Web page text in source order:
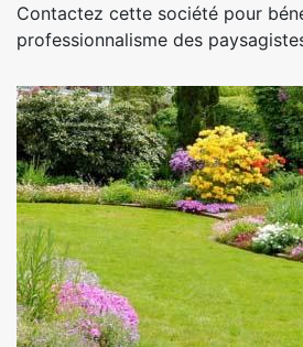
Contactez cette société pour
professionnalisme des